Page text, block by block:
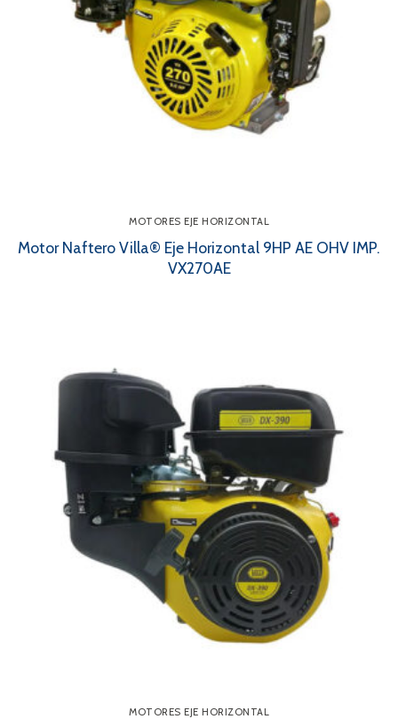
MOTORES EJE HORIZONTAL
Motor Naftero Villa® Eje Horizontal 9HP AE OHV IMP.
VX270AE
MOTORES EJE HORIZONTAL